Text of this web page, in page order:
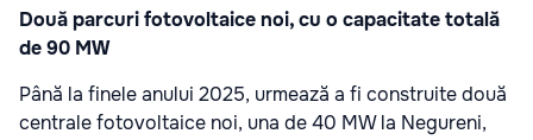
Două parcuri fotovoltaice noi, cu o capacitate totală
de 90 MW
Până la finele anului 2025, urmează a fi construite două
centrale fotovoltaice noi, una de 40 MW la Negureni,